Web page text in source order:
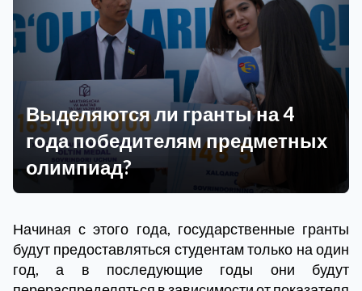
Выделяются ли гранты на 4
года победителям предметных
олимпиад?
Начиная с этого года, государственные гранты
будут предоставляться студентам только на один
год, а в последующие годы они будут